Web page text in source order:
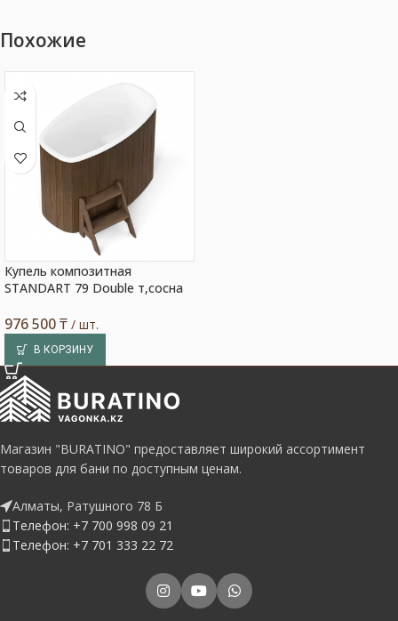
Похожие
Купель композитная
STANDART 79 Double т,сосна
976 500₸ / шт.
В КОРЗИНУ
Магазин "BURATINO" предоставляет широкий ассортимент
товаров для бани по доступным ценам.
Алматы, Ратушного 78 Б
Телефон: +7 700 998 09 21
Телефон: +7 701 333 22 72